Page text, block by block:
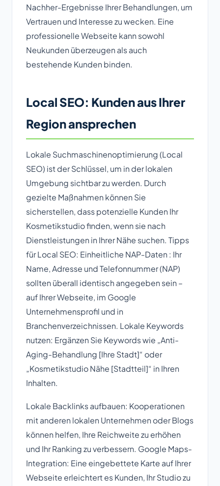
Nachher-Ergebnisse Ihrer Behandlungen, um
Vertrauen und Interesse zu wecken. Eine
professionelle Webseite kann sowohl
Neukunden überzeugen als auch
bestehende Kunden binden.
Local SEO: Kunden aus Ihrer
Region ansprechen
Lokale Suchmaschinenoptimierung (Local
SEO) ist der Schlüssel, um in der lokalen
Umgebung sichtbar zu werden. Durch
gezielte Maßnahmen können Sie
sicherstellen, dass potenzielle Kunden Ihr
Kosmetikstudio finden, wenn sie nach
Dienstleistungen in Ihrer Nähe suchen. Tipps
für Local SEO: Einheitliche NAP-Daten : Ihr
Name, Adresse und Telefonnummer (NAP)
sollten überall identisch angegeben sein –
auf Ihrer Webseite, im Google
Unternehmensprofil und in
Branchenverzeichnissen. Lokale Keywords
nutzen: Ergänzen Sie Keywords wie „Anti-
Aging-Behandlung [Ihre Stadt]“ oder
„Kosmetikstudio Nähe [Stadtteil]“ in Ihren
Inhalten.
Lokale Backlinks aufbauen: Kooperationen
mit anderen lokalen Unternehmen oder Blogs
können helfen, Ihre Reichweite zu erhöhen
und Ihr Ranking zu verbessern. Google Maps-
Integration: Eine eingebettete Karte auf Ihrer
Webseite erleichtert es Kunden, Ihr Studio zu